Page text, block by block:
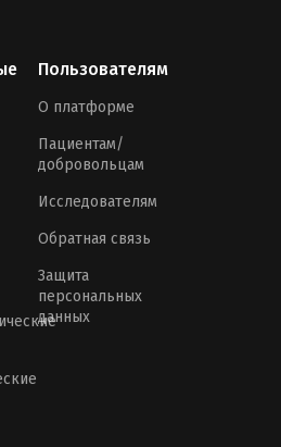
Пользователям
О платформе
Пациентам/
добровольцам
Исследователям
Обратная связь
Защита
персональных
данных